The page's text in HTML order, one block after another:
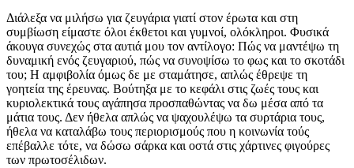
Διάλεξα να μιλήσω για ζευγάρια γιατί στον έρωτα και στη
συμβίωση είμαστε όλοι έκθετοι και γυμνοί, ολόκληροι. Φυσικά
άκουγα συνεχώς στα αυτιά μου τον αντίλογο: Πώς να μαντέψω τη
δυναμική ενός ζευγαριού, πώς να συνοψίσω το φως και το σκοτάδι
του; Η αμφιβολία όμως δε με σταμάτησε, απλώς έθρεψε τη
γοητεία της έρευνας. Βούτηξα με το κεφάλι στις ζωές τους και
κυριολεκτικά τους αγάπησα προσπαθώντας να δω μέσα από τα
μάτια τους. Δεν ήθελα απλώς να ψαχουλέψω τα συρτάρια τους,
ήθελα να καταλάβω τους περιορισμούς που η κοινωνία τούς
επέβαλλε τότε, να δώσω σάρκα και οστά στις χάρτινες φιγούρες
των πρωτοσέλιδων.